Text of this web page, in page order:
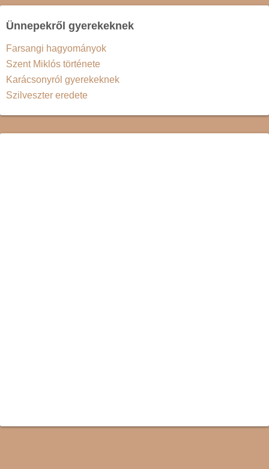
Ünnepekről gyerekeknek
Farsangi hagyományok
Szent Miklós története
Karácsonyról gyerekeknek
Szilveszter eredete